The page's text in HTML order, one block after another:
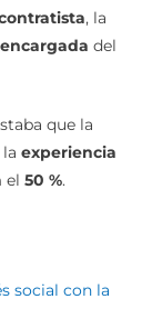
, la
del
que la
la experiencia
el 50 %.
social con la